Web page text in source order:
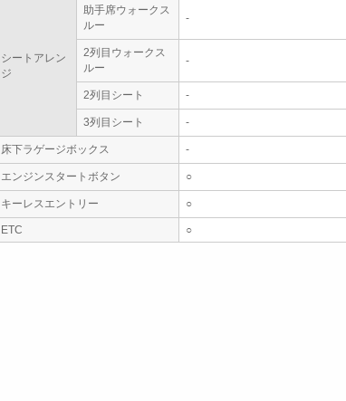
シートアレン
ジ
助手席ウォークス
ルー
-
2列目ウォークス
ルー
-
2列目シート -
3列目シート -
床下ラゲージボックス -
エンジンスタートボタン ○
キーレスエントリー ○
ETC ○